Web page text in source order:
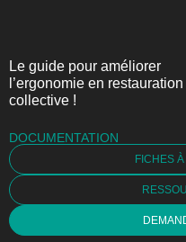
Le guide pour améliorer
l’ergonomie en restauration
collective !
DOCUMENTATION
FICHES